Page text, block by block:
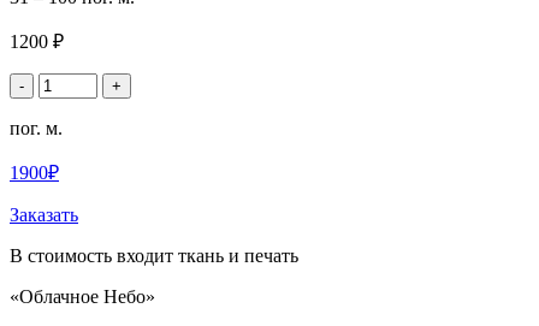
1200 ₽
- +
пог. м.
1900₽
Заказать
В стоимость входит ткань и печать
«Облачное Небо»